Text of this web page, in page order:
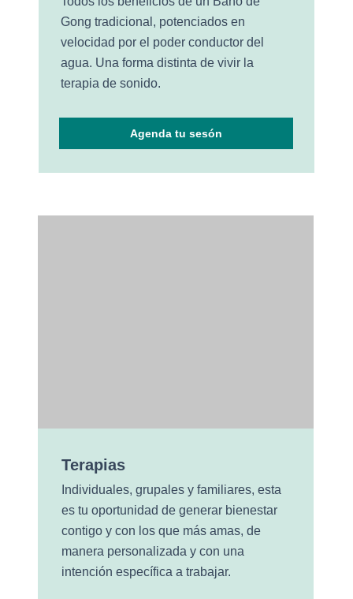
Gong tradicional, potenciados en
velocidad por el poder conductor del
agua. Una forma distinta de vivir la
terapia de sonido.
Agenda tu sesón
Terapias
Individuales, grupales y familiares, esta
es tu oportunidad de generar bienestar
contigo y con los que más amas, de
manera personalizada y con una
intención específica a trabajar.